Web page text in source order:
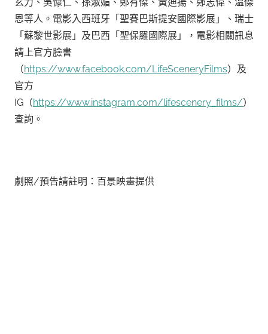
恩等人。電影入西班牙「聖賽巴斯提安國際影展」、瑞士
「蘇黎世影展」及巴西「聖保羅國際展」，電影相關訊息
請上官方臉書
（https://www.facebook.com/LifeSceneryFilms）及
官方
IG（https://www.instagram.com/lifescenery_films/）
查詢。
劇照/預告請註明：百景映畫提供